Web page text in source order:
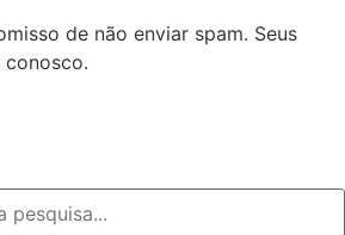
de não enviar spam. Seus